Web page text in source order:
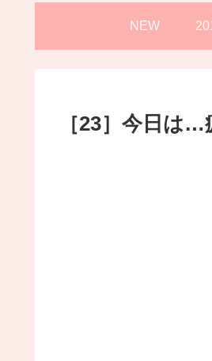
NEW
［23］今日は